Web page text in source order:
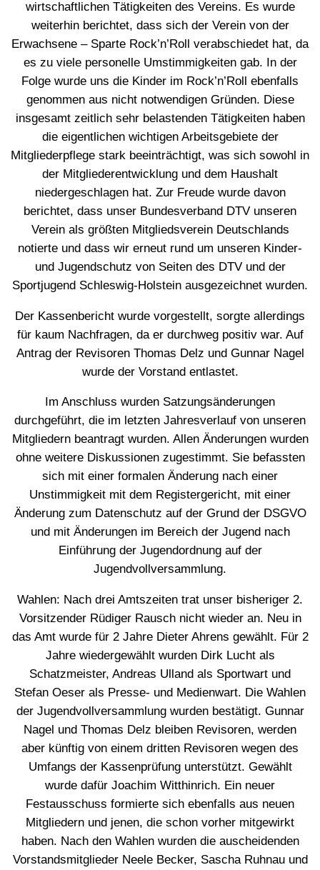
wirtschaftlichen Tätigkeiten des Vereins. Es wurde
weiterhin berichtet, dass sich der Verein von der
Erwachsene – Sparte Rock’n’Roll verabschiedet hat, da
es zu viele personelle Umstimmigkeiten gab. In der
Folge wurde uns die Kinder im Rock’n’Roll ebenfalls
genommen aus nicht notwendigen Gründen. Diese
insgesamt zeitlich sehr belastenden Tätigkeiten haben
die eigentlichen wichtigen Arbeitsgebiete der
Mitgliederpflege stark beeinträchtigt, was sich sowohl in
der Mitgliederentwicklung und dem Haushalt
niedergeschlagen hat. Zur Freude wurde davon
berichtet, dass unser Bundesverband DTV unseren
Verein als größten Mitgliedsverein Deutschlands
notierte und dass wir erneut rund um unseren Kinder-
und Jugendschutz von Seiten des DTV und der
Sportjugend Schleswig-Holstein ausgezeichnet wurden.
Der Kassenbericht wurde vorgestellt, sorgte allerdings
für kaum Nachfragen, da er durchweg positiv war. Auf
Antrag der Revisoren Thomas Delz und Gunnar Nagel
wurde der Vorstand entlastet.
Im Anschluss wurden Satzungsänderungen
durchgeführt, die im letzten Jahresverlauf von unseren
Mitgliedern beantragt wurden. Allen Änderungen wurden
ohne weitere Diskussionen zugestimmt. Sie befassten
sich mit einer formalen Änderung nach einer
Unstimmigkeit mit dem Registergericht, mit einer
Änderung zum Datenschutz auf der Grund der DSGVO
und mit Änderungen im Bereich der Jugend nach
Einführung der Jugendordnung auf der
Jugendvollversammlung.
Wahlen: Nach drei Amtszeiten trat unser bisheriger 2.
Vorsitzender Rüdiger Rausch nicht wieder an. Neu in
das Amt wurde für 2 Jahre Dieter Ahrens gewählt. Für 2
Jahre wiedergewählt wurden Dirk Lucht als
Schatzmeister, Andreas Ulland als Sportwart und
Stefan Oeser als Presse- und Medienwart. Die Wahlen
der Jugendvollversammlung wurden bestätigt. Gunnar
Nagel und Thomas Delz bleiben Revisoren, werden
aber künftig von einem dritten Revisoren wegen des
Umfangs der Kassenprüfung unterstützt. Gewählt
wurde dafür Joachim Witthinrich. Ein neuer
Festausschuss formierte sich ebenfalls aus neuen
Mitgliedern und jenen, die schon vorher mitgewirkt
haben. Nach den Wahlen wurden die auscheidenden
Vorstandsmitglieder Neele Becker, Sascha Ruhnau und